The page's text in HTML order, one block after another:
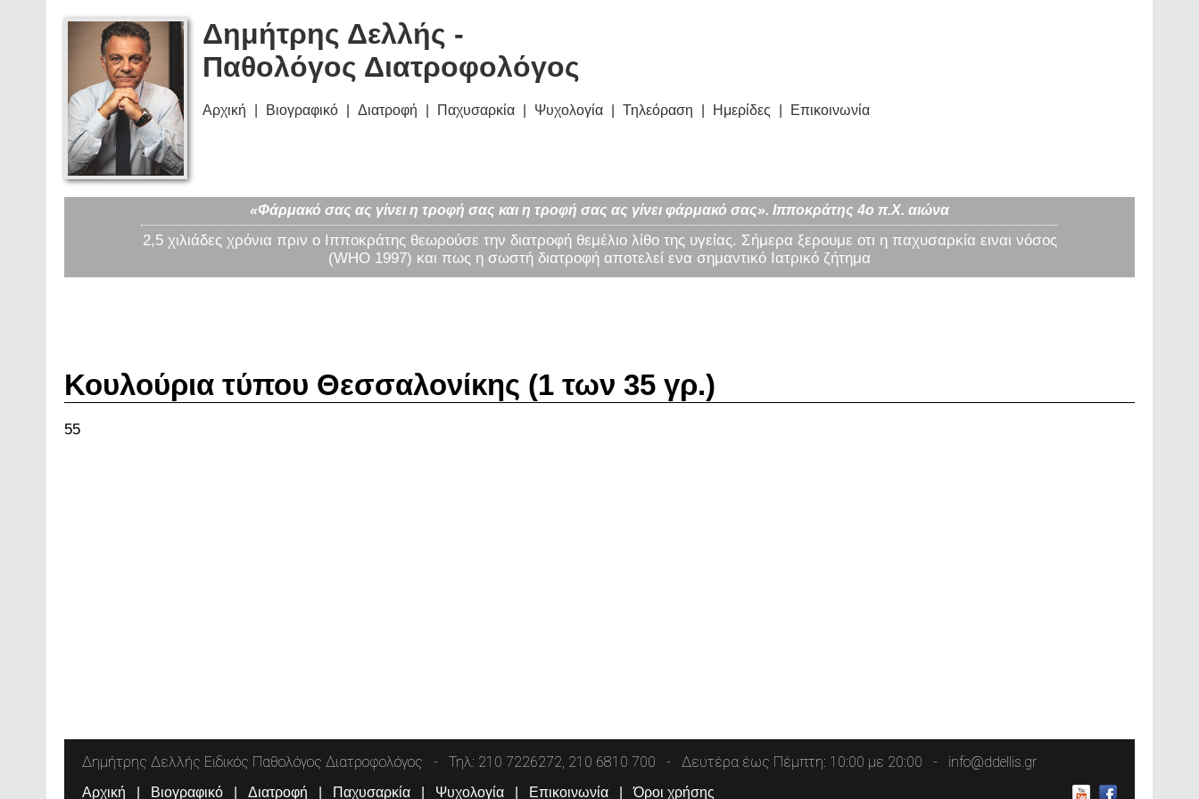
Δημήτρης Δελλής -
Παθολόγος Διατροφολόγος
Αρχική Βιογραφικό Διατροφή Παχυσαρκία Ψυχολογία Τηλεόραση Ημερίδες Επικοινωνία
«Φάρμακό σας ας γίνει η τροφή σας και η τροφή σας ας γίνει φάρμακό σας». Ιπποκράτης 4ο π.Χ. αιώνα
2,5 χιλιάδες χρόνια πριν ο Ιπποκράτης θεωρούσε την διατροφή θεμέλιο λίθο της υγείας. Σήμερα ξερουμε οτι η παχυσαρκία ειναι νόσος
(WHO 1997) και πως η σωστή διατροφή αποτελεί ενα σημαντικό Ιατρικό ζήτημα
Κουλούρια τύπου Θεσσαλονίκης (1 των 35 γρ.)
55
Δημήτρης Δελλής Ειδικός Παθολόγος Διατροφολόγος Τηλ: 210 7226272, 210 6810 700 Δευτέρα έως Πέμπτη: 10:00 με 20:00 info@ddellis.gr
Αρχική Βιογραφικό Διατροφή Παχυσαρκία Ψυχολογία Επικοινωνία Όροι χρήσης